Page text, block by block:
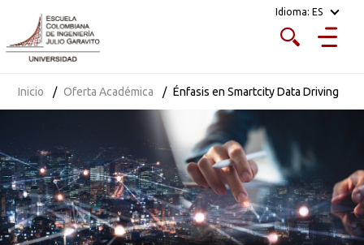
Idioma: ES
Inicio Oferta Académica Énfasis en Smartcity Data Driving